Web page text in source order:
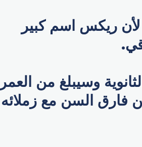
لأن ريكس اسم كبير
وسيبلغ من العمر
فارق السن مع زملائه